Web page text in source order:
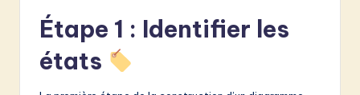
Étape 1 : Identifier les
états